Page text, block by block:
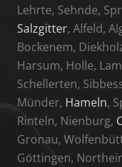
Lehrte, Sehnde,
Salzgitter, Alfeld,
Bockenem,
Harsum, Holle,
Schellerten,
Münder, Hameln,
Rinteln, Nienburg,
Gronau,
Göttingen,